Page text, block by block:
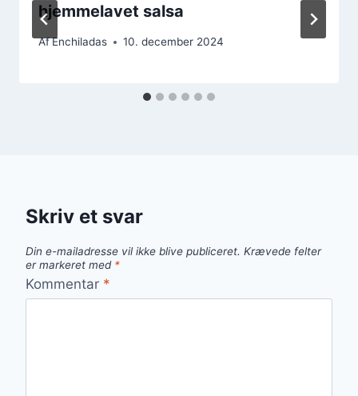
hjemmelavet salsa
AfEnchiladas 10. december 2024
Skriv et svar
Din e-mailadresse vil ikke blive publiceret. Krævede felter
er markeret med *
Kommentar *